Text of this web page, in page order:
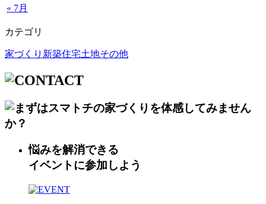
« 7月
カテゴリ
家づくり 新築住宅土地その他
悩みを解消できる
イベントに参加しよう